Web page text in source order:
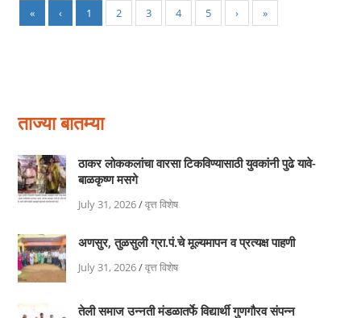
« ‹ 1 2 3 4 5 › »
ताज्या बातम्या
ठाकर लोककलांचा वारसा टिकविण्यासाठी युवकांनी पुढे यावे-
बाळकृष्ण मसगे
July 31, 2026/वृत्त विशेष
अणसुर, तुळसुली ग्रा.पं.चे मूल्यमापन व प्रत्यक्ष पाहणी
July 31, 2026/वृत्त विशेष
तेली समाज उन्नती मंडळातर्फे विद्यार्थी गुणगौरव संपन्न